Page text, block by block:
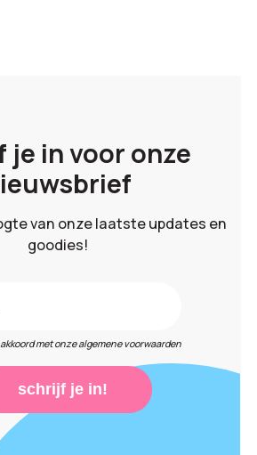
je in voor onze
van onze laatste updates en
goodies!
met onze algemene voorwaarden
schrijf je in!